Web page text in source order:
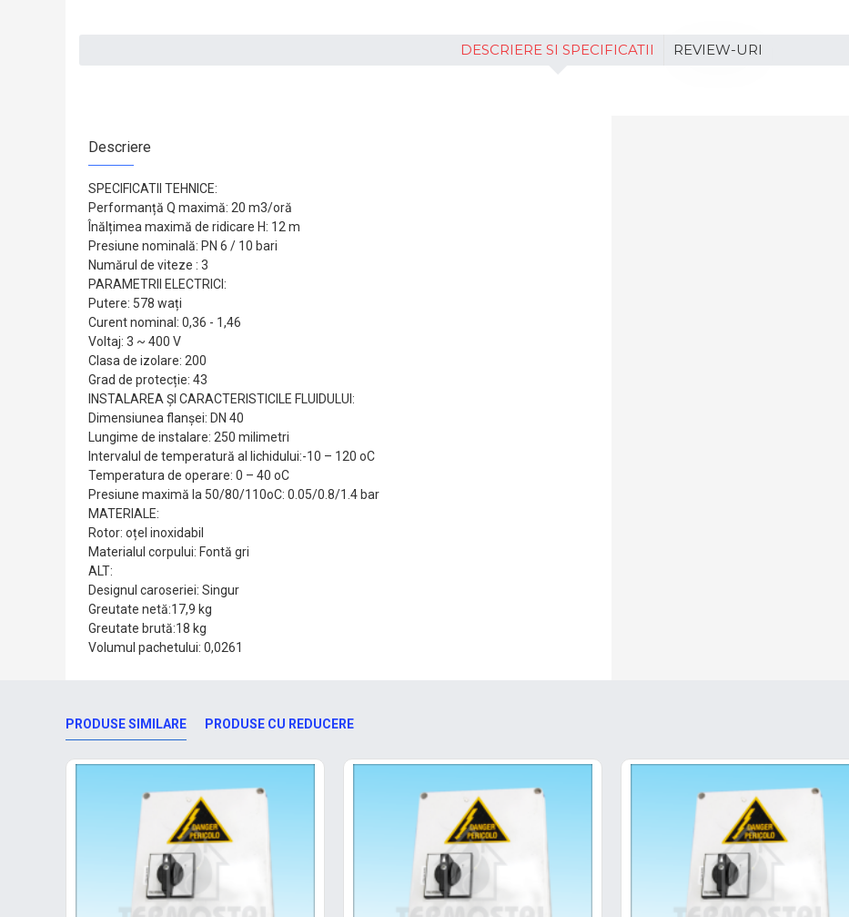
DESCRIERE SI SPECIFICATII REVIEW-URI
Descriere
SPECIFICATII TEHNICE:
Performanță Q maximă: 20 m3/oră
Înălțimea maximă de ridicare H: 12 m
Presiune nominală: PN 6 / 10 bari
Numărul de viteze : 3
PARAMETRII ELECTRICI:
Putere: 578 wați
Curent nominal: 0,36 - 1,46
Voltaj: 3 ~ 400 V
Clasa de izolare: 200
Grad de protecție: 43
INSTALAREA ȘI CARACTERISTICILE FLUIDULUI:
Dimensiunea flanșei: DN 40
Lungime de instalare: 250 milimetri
Intervalul de temperatură al lichidului:-10 – 120 oC
Temperatura de operare: 0 – 40 oC
Presiune maximă la 50/80/110oC: 0.05/0.8/1.4 bar
MATERIALE:
Rotor: oțel inoxidabil
Materialul corpului: Fontă gri
ALT:
Designul caroseriei: Singur
Greutate netă:17,9 kg
Greutate brută:18 kg
Volumul pachetului: 0,0261
PRODUSE SIMILARE PRODUSE CU REDUCERE